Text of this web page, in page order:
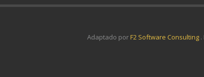
Adaptado porF2 Software Consulting